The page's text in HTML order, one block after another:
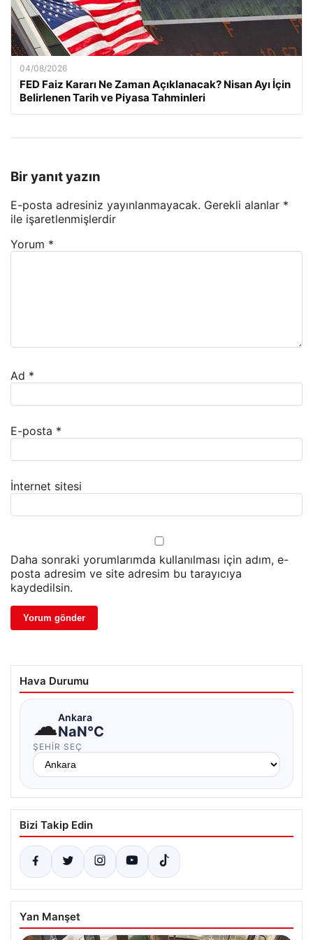
04/08/2026
FED Faiz Kararı Ne Zaman Açıklanacak? Nisan Ayı İçin
Belirlenen Tarih ve Piyasa Tahminleri
Bir yanıt yazın
E-posta adresiniz yayınlanmayacak. Gerekli alanlar *
ile işaretlenmişlerdir
Yorum *
Ad *
E-posta *
İnternet sitesi
Daha sonraki yorumlarımda kullanılması için adım, e-
posta adresim ve site adresim bu tarayıcıya
kaydedilsin.
Hava Durumu
☁Ankara
NaN°C
ŞEHIR SEÇ
Bizi Takip Edin
Yan Manşet